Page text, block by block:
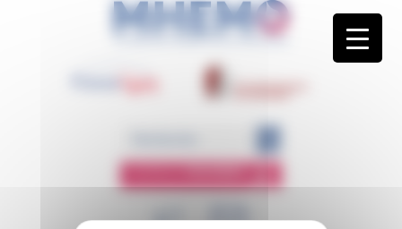
ESPACEMEMBRE
Panneau de gestion des cookies